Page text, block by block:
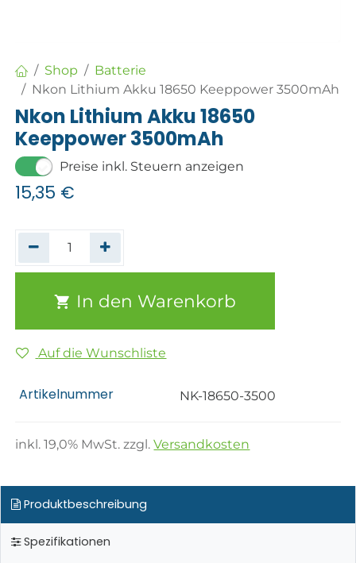
Shop
Batterie
Nkon Lithium Akku 18650 Keeppower 3500mAh
Nkon Lithium Akku 18650
Keeppower 3500mAh
Preise inkl. Steuern anzeigen
15,35 €
In den Warenkorb
Auf die Wunschliste
Artikelnummer NK-18650-3500
inkl.19,0% MwSt. zzgl.Versandkosten
Produktbeschreibung
Spezifikationen